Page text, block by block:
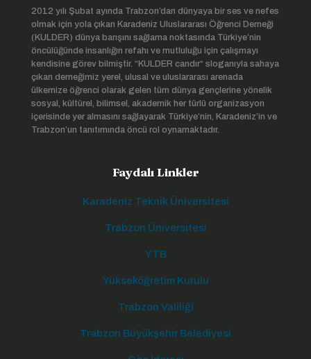
2012 yılı Şubat ayında Trabzon’dan dünyaya bir ses ve nefes
olmak için yola çıkan Karadeniz Uluslararası Öğrenci Derneği
(KULDER) dünya barışını sağlama noktasında Türkiye’nin
öncülüğünde insanlığın refahı ve mutluluğu için çalışmayı
kendisine görev bilmiştir. “KULDER candır“ sloganıyla sahaya
çıkan derneğimiz yerel, ulusal ve uluslararası arenada
ülkemize öğrenci olarak gelen tüm dünya gençlerine yönelik
sosyal, kültürel, bilimsel, akademik her türlü organizasyon
içerisinde yer almasını sağlayarak Türkiye’nin, Karadeniz’in ve
Trabzon’un tanıtımında öncü rol oynamaktadır.
Faydalı Linkler
Karadeniz Teknik Üniversitesi
Trabzon Üniversitesi
YTB
Yükseköğretim Kurulu
Trabzon Valiliği
Trabzon Büyükşehir Belediyesi